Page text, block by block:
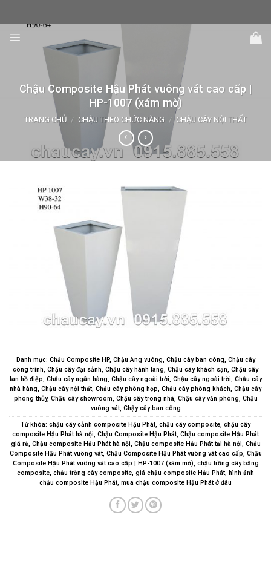
content
Chậu Composite Hậu Phát vuông vát cao cấp |
HP-1007 (xám mờ)
TRANG CHỦ / CHẬU THEO CHỨC NĂNG / CHẬU CÂY NỘI THẤT
Danh mục: Chậu Composite HP, Chậu Ang vuông, Chậu cây ban công, Chậu cây
công trình, Chậu cây đại sảnh, Chậu cây hành lang, Chậu cây khách sạn, Chậu cây
lan hồ điệp, Chậu cây ngân hàng, Chậu cây ngoài trời, Chậu cây ngoài trời, Chậu cây
nhà hàng, Chậu cây nội thất, Chậu cây phòng họp, Chậu cây phòng khách, Chậu cây
phong thủy, Chậu cây showroom, Chậu cây trong nhà, Chậu cây văn phòng, Chậu
vuông vát, Chậy cây ban công
Từ khóa: chậu cây cảnh composite Hậu Phát, chậu cây composite, chậu cây
composite Hậu Phát hà nội, Chậu Composite Hậu Phát, Chậu composite Hậu Phát
giá rẻ, Chậu composite Hậu Phát hà nội, Chậu composite Hậu Phát tại hà nội, Chậu
Composite Hậu Phát vuông vát, Chậu Composite Hậu Phát vuông vát cao cấp, Chậu
Composite Hậu Phát vuông vát cao cấp | HP-1007 (xám mờ), chậu trồng cây bằng
composite, chậu trồng cây composite, giá chậu composite Hậu Phát, hình ảnh
chậu composite Hậu Phát, mua chậu composite Hậu Phát ở đâu